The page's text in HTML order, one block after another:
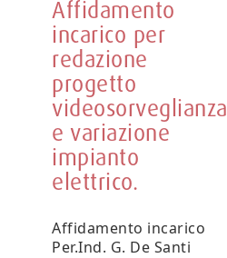
Affidamento
incarico per
redazione
progetto
videosorveglianza
e variazione
impianto
elettrico.
Affidamento incarico
Per.Ind. G. De Santi